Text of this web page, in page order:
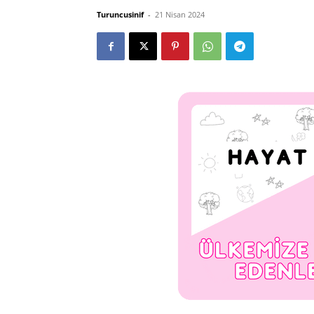
Turuncusinif - 21 Nisan 2024